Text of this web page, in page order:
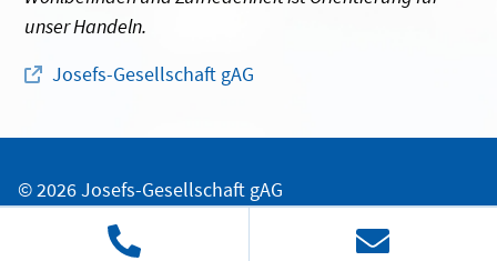
unser Handeln.
Josefs-Gesellschaft gAG
© 2026 Josefs-Gesellschaft gAG